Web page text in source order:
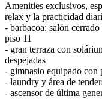
Amenities exclusivos,
relax y la practicidad
- barbacoa: salón
piso 11
- gran terraza con
despejadas
- gimnasio equipado con
- laundry y área de
- ascensor de última